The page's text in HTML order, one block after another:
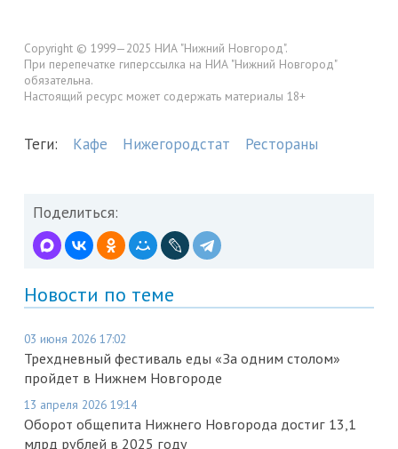
Copyright © 1999—2025 НИА "Нижний Новгород".
При перепечатке гиперссылка на НИА "Нижний Новгород"
обязательна.
Настоящий ресурс может содержать материалы 18+
Теги: Кафе Нижегородстат Рестораны
Поделиться:
Новости по теме
03 июня 2026 17:02
Трехдневный фестиваль еды «За одним столом»
пройдет в Нижнем Новгороде
13 апреля 2026 19:14
Оборот общепита Нижнего Новгорода достиг 13,1
млрд рублей в 2025 году